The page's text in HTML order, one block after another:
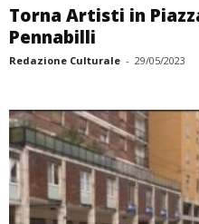
Torna Artisti in
Pennabilli
Redazione Culturale - 29/05/2023